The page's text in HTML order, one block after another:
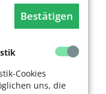
Bestätigen
Cookies
uns, die